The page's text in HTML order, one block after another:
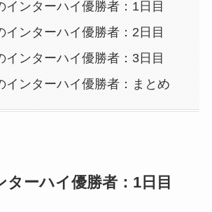
インターハイ優勝者：1日目
インターハイ優勝者：2日目
インターハイ優勝者：3日目
インターハイ優勝者：まとめ
ターハイ優勝者：1日目